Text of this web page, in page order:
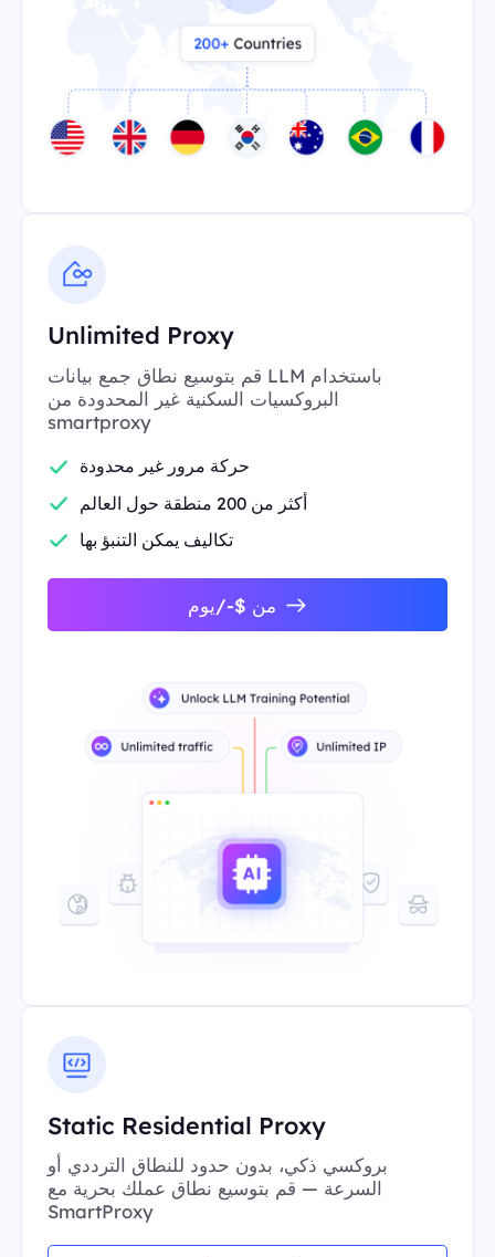
Unlimited Proxy
قم بتوسيع نطاق جمع بيانات LLM باستخدام
البروكسيات السكنية غير المحدودة من
smartproxy
حركة مرور غير محدودة
أكثر من 200 منطقة حول العالم
تكاليف يمكن التنبؤ بها
من $-/يوم
Static Residential Proxy
بروكسي ذكي، بدون حدود للنطاق الترددي أو
السرعة — قم بتوسيع نطاق عملك بحرية مع
SmartProxy